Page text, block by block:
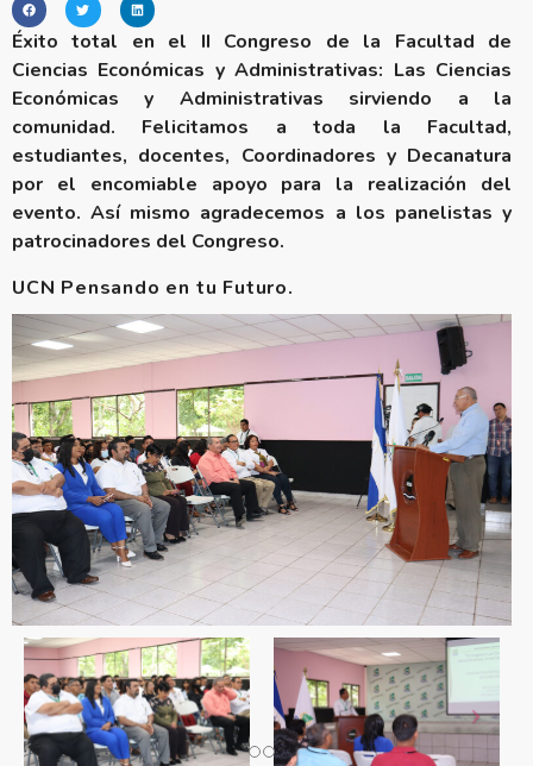
Éxito total en el II Congreso de la Facultad de
Ciencias Económicas y Administrativas: Las Ciencias
Económicas y Administrativas sirviendo a la
comunidad. Felicitamos a toda la Facultad,
estudiantes, docentes, Coordinadores y Decanatura
por el encomiable apoyo para la realización del
evento. Así mismo agradecemos a los panelistas y
patrocinadores del Congreso.
UCN Pensando en tu Futuro.